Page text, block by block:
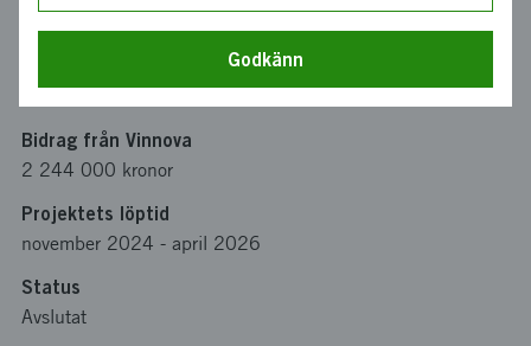
Kungliga Tekniska Högskolan-Kungliga Tekniska
Bidrag från Vinnova
2 244 000 kronor
Projektets löptid
november 2024 - april 2026
Status
Avslutat
Godkänn